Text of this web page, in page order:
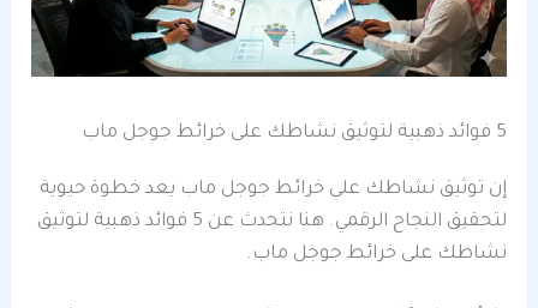
5 فوائد ذهبية لتوثيق نشاطك على خرائط جوجل ماب
إن توثيق نشاطك على خرائط جوجل ماب يعد خطوة حيوية
لتحقيق النجاح الرقمي. هنا نتحدث عن 5 فوائد ذهبية لتوثيق
نشاطك على خرائط جوجل ماب.